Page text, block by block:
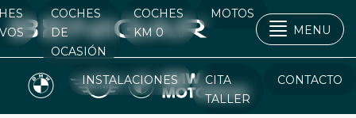
COCHES
DE
OCASIÓN
COCHES
KM 0
MOTOS
MENU
INSTALACIONES
CITA
TALLER
CONTACTO